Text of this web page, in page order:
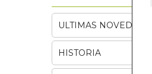
ULTIMAS NOVEDADES
HISTORIA